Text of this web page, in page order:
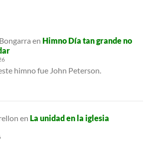
en Himno Día tan grande no
himno fue John Peterson.
en La unidad en la iglesia